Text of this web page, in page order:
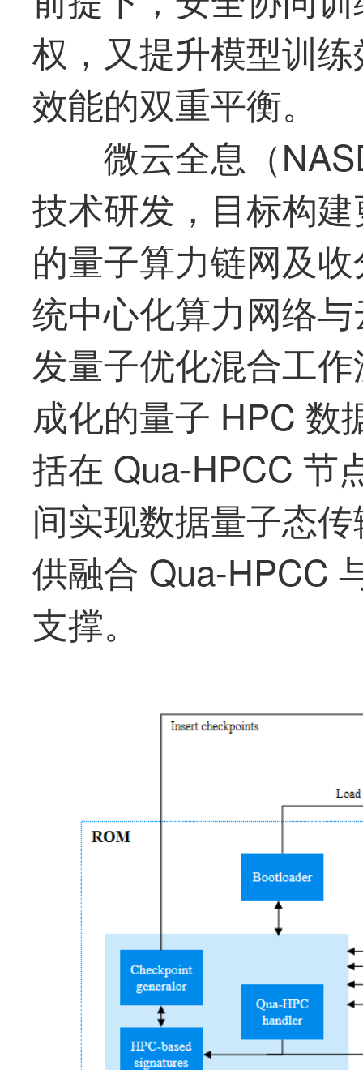
权，又提升模型训
效能的双重平衡。
微云全息（
技术研发，目标构
的量子算力链网及
统中心化算力网络
发量子优化混合工
成化的量子 HPC
括在 Qua-HPCC 节
间实现数据量子态
供融合 Qua-HPCC
支撑。